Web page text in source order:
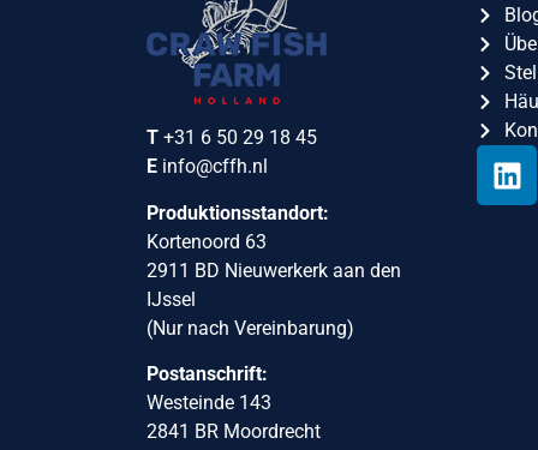
T +31 6 50 29 18 45
E info@cffh.nl
Produktionsstandort:
Kortenoord 63
2911 BD Nieuwerkerk aan den
IJssel
(Nur nach Vereinbarung)
Postanschrift:
Westeinde 143
2841 BR Moordrecht